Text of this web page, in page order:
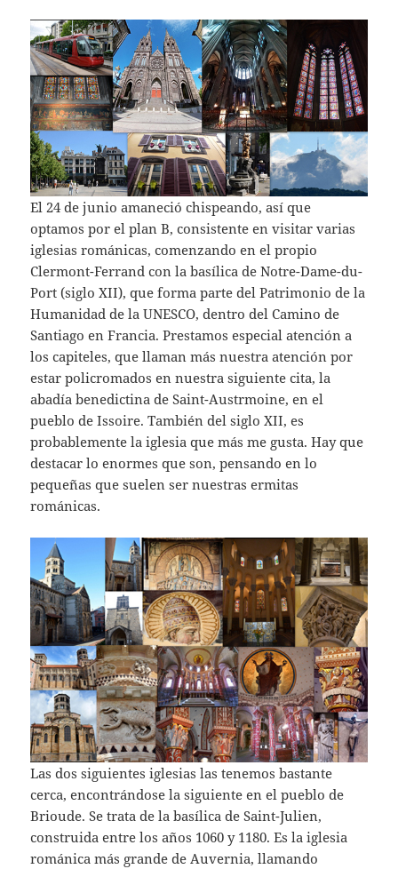
El 24 de junio amaneció chispeando, así que
optamos por el plan B, consistente en visitar varias
iglesias románicas, comenzando en el propio
Clermont-Ferrand con la basílica de Notre-Dame-du-
Port (siglo XII), que forma parte del Patrimonio de la
Humanidad de la UNESCO, dentro del Camino de
Santiago en Francia. Prestamos especial atención a
los capiteles, que llaman más nuestra atención por
estar policromados en nuestra siguiente cita, la
abadía benedictina de Saint-Austrmoine, en el
pueblo de Issoire. También del siglo XII, es
probablemente la iglesia que más me gusta. Hay que
destacar lo enormes que son, pensando en lo
pequeñas que suelen ser nuestras ermitas
románicas.
Las dos siguientes iglesias las tenemos bastante
cerca, encontrándose la siguiente en el pueblo de
Brioude. Se trata de la basílica de Saint-Julien,
construida entre los años 1060 y 1180. Es la iglesia
románica más grande de Auvernia, llamando